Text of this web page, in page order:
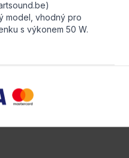
model, vhodný pro
s výkonem 50 W.